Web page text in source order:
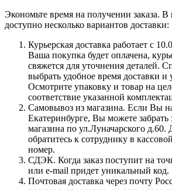
Экономьте время на получении заказа. В
доступно несколько вариантов доставки:
Курьерская доставка работает с
Ваша покупка будет оплачена,
свяжется для уточнения деталей.
выбрать удобное время доставки и
Осмотрите упаковку и товар на
соответствие указанной
Самовывоз из магазина. Если Вы
Екатеринбурге, Вы можете забрать
магазина по ул.Луначарского д.60.
обратитесь к сотруднику в
номер.
СДЭК. Когда заказ поступит на
или e-mail придет уникальный код.
Почтовая доставка через почту